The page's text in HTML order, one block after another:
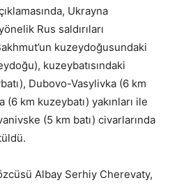
Ukrayna
Rus saldırıları
kuzeydoğusundaki
kuzeybatısındaki
Dubovo-Vasylivka (6 km
(6 km kuzeybatı) yakınları ile
(5 km batı) civarlarında
Albay Serhiy Cherevaty,